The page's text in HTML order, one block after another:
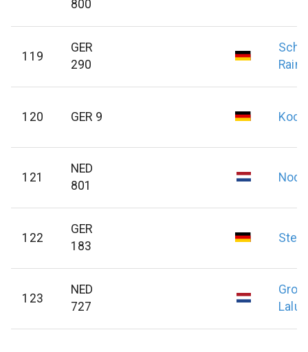
800
119
GER
290
120 GER 9 Koch
121
NED
801
122
GER
183
Steib
123
NED
727